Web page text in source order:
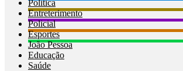
Política
Entreterimento
Policial
Esportes
João Pessoa
Educação
Saúde